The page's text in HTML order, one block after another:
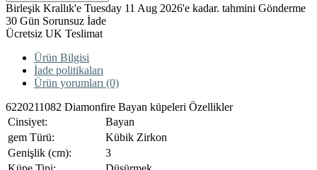
Birleşik Krallık'e Tuesday 11 Aug 2026'e kadar. tahmini Gönderme
30 Gün Sorunsuz İade
Ücretsiz UK Teslimat
Ürün Bilgisi
İade politikaları
Ürün yorumları (0)
6220211082 Diamonfire Bayan küpeleri Özellikler
Cinsiyet:
Bayan
gem Türü:
Kübik Zirkon
Genişlik (cm):
3